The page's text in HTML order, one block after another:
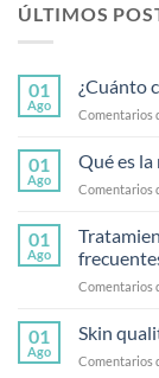
ÚLTIMOS
01
Ago
¿Cuánto
Comentarios
01
Ago
Qué es
Comentarios
01
Ago
Comentarios
01
Ago
Skin
Comentarios